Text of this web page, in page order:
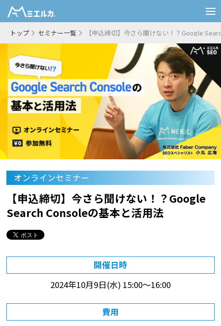
トップ セミナー一覧 【申込締切】今さら聞けない！？Google
オンラインセミナー
【申込締切】今さら聞けない！？Google
Search Consoleの基本と活用法
開催日時
2024年10月9日(水) 15:00～16:00
費用